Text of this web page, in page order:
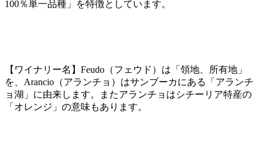
100％単一品種」を特徴としています。
【ワイナリー名】Feudo（フェウド）は「領地、所有地」
を、Arancio（アランチョ）はサンブーカにある「アランチ
ョ湖」に由来します。またアランチョはシチーリア特産の
「オレンジ」の意味もあります。